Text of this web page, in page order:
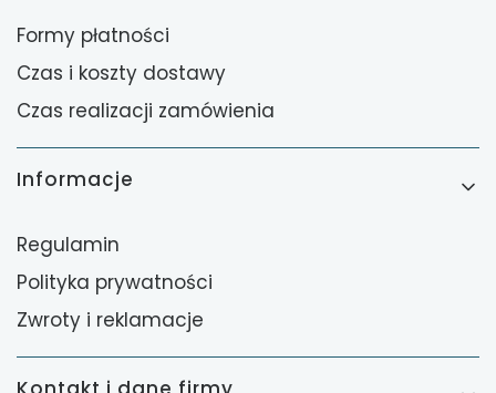
Formy płatności
Czas i koszty dostawy
Czas realizacji zamówienia
Informacje
Regulamin
Polityka prywatności
Zwroty i reklamacje